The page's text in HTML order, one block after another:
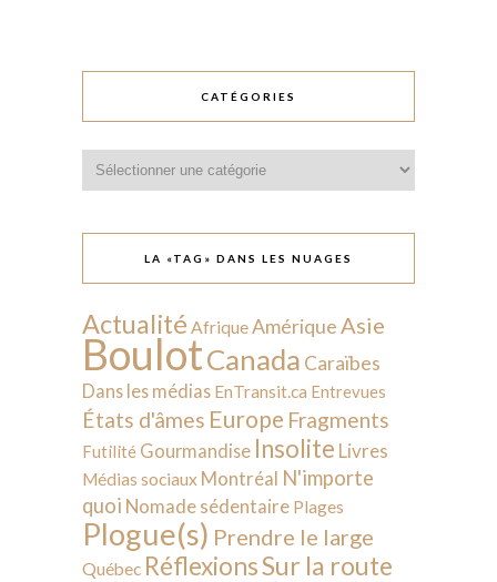
CATÉGORIES
LA «TAG» DANS LES NUAGES
Actualité AfriqueAmérique Asie
BoulotCanada Caraïbes
Dans les médias EnTransit.ca Entrevues
États d'âmes Europe Fragments
Futilité Gourmandise Insolite Livres
Médias sociaux Montréal N'importe
quoi Nomade sédentaire Plages
Plogue(s) Prendre le large
Québec RéflexionsSur la route